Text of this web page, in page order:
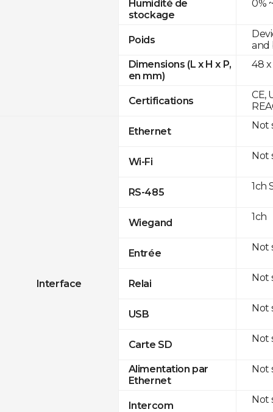
Humidité de
stockage
Poids
Dimensions (L x H x P,
en mm)
Certifications
Interface
Ethernet
Wi-Fi
RS-485
Wiegand
Entrée
Relai
USB
Carte SD
Alimentation par
Ethernet
Intercom
0%
and
48 x
CE,
Not
Not
1ch
1ch
Not
Not
Not
Not
Not
Not